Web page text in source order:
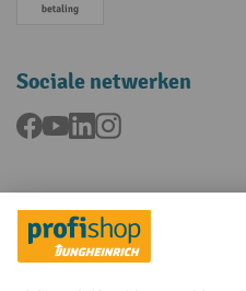
Vooruitbetaling
Sociale netwerken
Facebook
YouTubeLinkedInInstagram
Talen
FR NL